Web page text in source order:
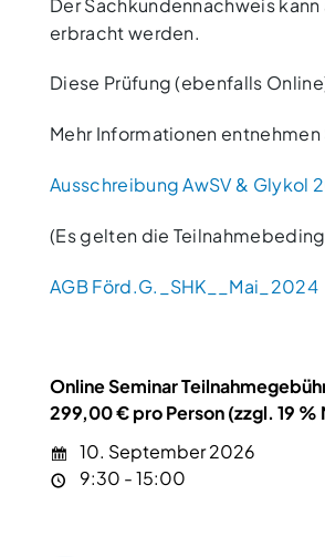
erbracht werden.
Diese Prüfung (ebenfalls
Mehr Informationen
Ausschreibung AwSV & Glykol
(Es gelten die
AGB Förd.G._SHK__Mai_2024
Online Seminar
299,00 € pro Person (zzgl. 19
10. September 2026
9:30 - 15:00